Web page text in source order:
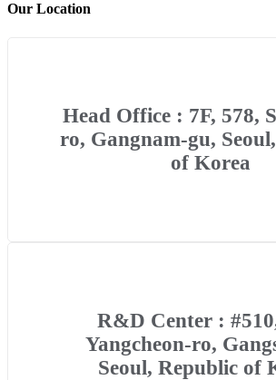
Our Location
Head Office : 7F, 578,
ro, Gangnam-gu,
of Korea
R&D Center :
Yangcheon-ro,
Seoul, Republic of